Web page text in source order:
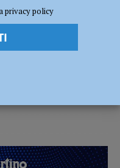
del Coordinamento
con Laura
privacy policy